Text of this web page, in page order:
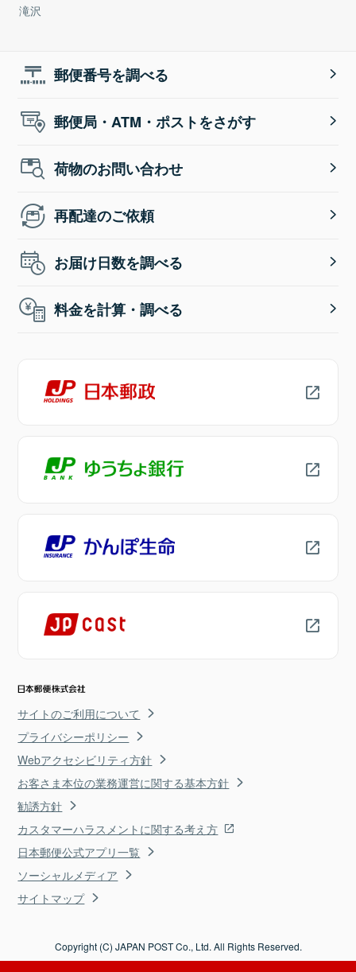
滝沢
郵便番号を調べる
郵便局・ATM・ポストをさがす
荷物のお問い合わせ
再配達のご依頼
お届け日数を調べる
料金を計算・調べる
サイトのご利用について
プライバシーポリシー
Webアクセシビリティ方針
お客さま本位の業務運営に関する基本方針
勧誘方針
カスタマーハラスメントに関する考え方
日本郵便公式アプリ一覧
ソーシャルメディア
サイトマップ
Copyright (C) JAPAN POST Co., Ltd. All Rights Reserved.